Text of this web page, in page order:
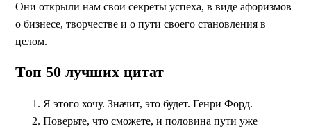
Они открыли нам свои секреты успеха, в виде афоризмов
о бизнесе, творчестве и о пути своего становления в
целом.
Топ 50 лучших цитат
Я этого хочу. Значит, это будет. Генри Форд.
Поверьте, что сможете, и половина пути уже